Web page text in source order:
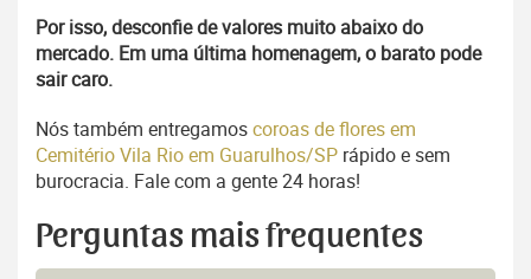
Por isso, desconfie de valores muito abaixo do
mercado. Em uma última homenagem, o barato pode
sair caro.
Nós também entregamoscoroas de flores em
Cemitério Vila Rio em Guarulhos/SP rápido e sem
burocracia. Fale com a gente 24 horas!
Perguntas mais frequentes